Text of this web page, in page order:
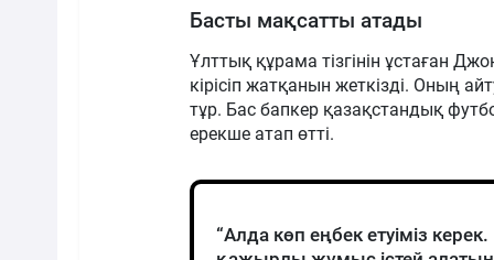
Басты мақсатты атады
Ұлттық құрама тізгінін ұстаған
кірісіп жатқанын жеткізді. Оның
тұр. Бас бапкер қазақстандық
ерекше атап өтті.
“Алда көп еңбек етуіміз